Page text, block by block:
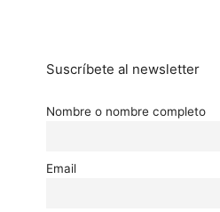
Suscríbete al newsletter
Nombre o nombre completo
Email